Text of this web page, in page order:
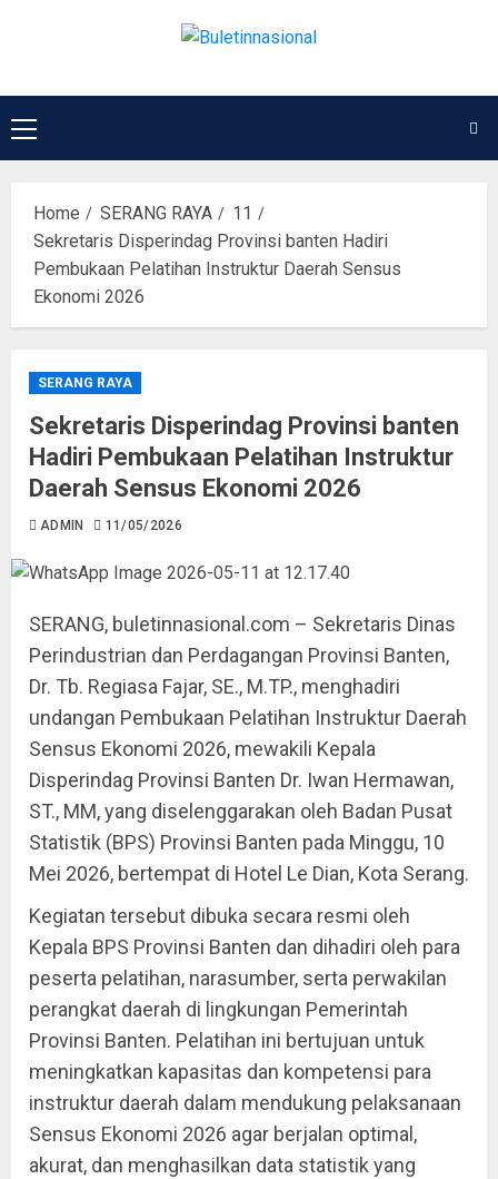
Home SERANG RAYA
11
Sekretaris Disperindag Provinsi banten Hadiri
Pembukaan Pelatihan Instruktur Daerah Sensus
Ekonomi 2026
SERANG RAYA
Sekretaris Disperindag Provinsi banten
Hadiri Pembukaan Pelatihan Instruktur
Daerah Sensus Ekonomi 2026
ADMIN 11/05/2026
SERANG, buletinnasional.com – Sekretaris Dinas
Perindustrian dan Perdagangan Provinsi Banten,
Dr. Tb. Regiasa Fajar, SE., M.TP., menghadiri
undangan Pembukaan Pelatihan Instruktur Daerah
Sensus Ekonomi 2026, mewakili Kepala
Disperindag Provinsi Banten Dr. Iwan Hermawan,
ST., MM, yang diselenggarakan oleh Badan Pusat
Statistik (BPS) Provinsi Banten pada Minggu, 10
Mei 2026, bertempat di Hotel Le Dian, Kota Serang.
Kegiatan tersebut dibuka secara resmi oleh
Kepala BPS Provinsi Banten dan dihadiri oleh para
peserta pelatihan, narasumber, serta perwakilan
perangkat daerah di lingkungan Pemerintah
Provinsi Banten. Pelatihan ini bertujuan untuk
meningkatkan kapasitas dan kompetensi para
instruktur daerah dalam mendukung pelaksanaan
Sensus Ekonomi 2026 agar berjalan optimal,
akurat, dan menghasilkan data statistik yang